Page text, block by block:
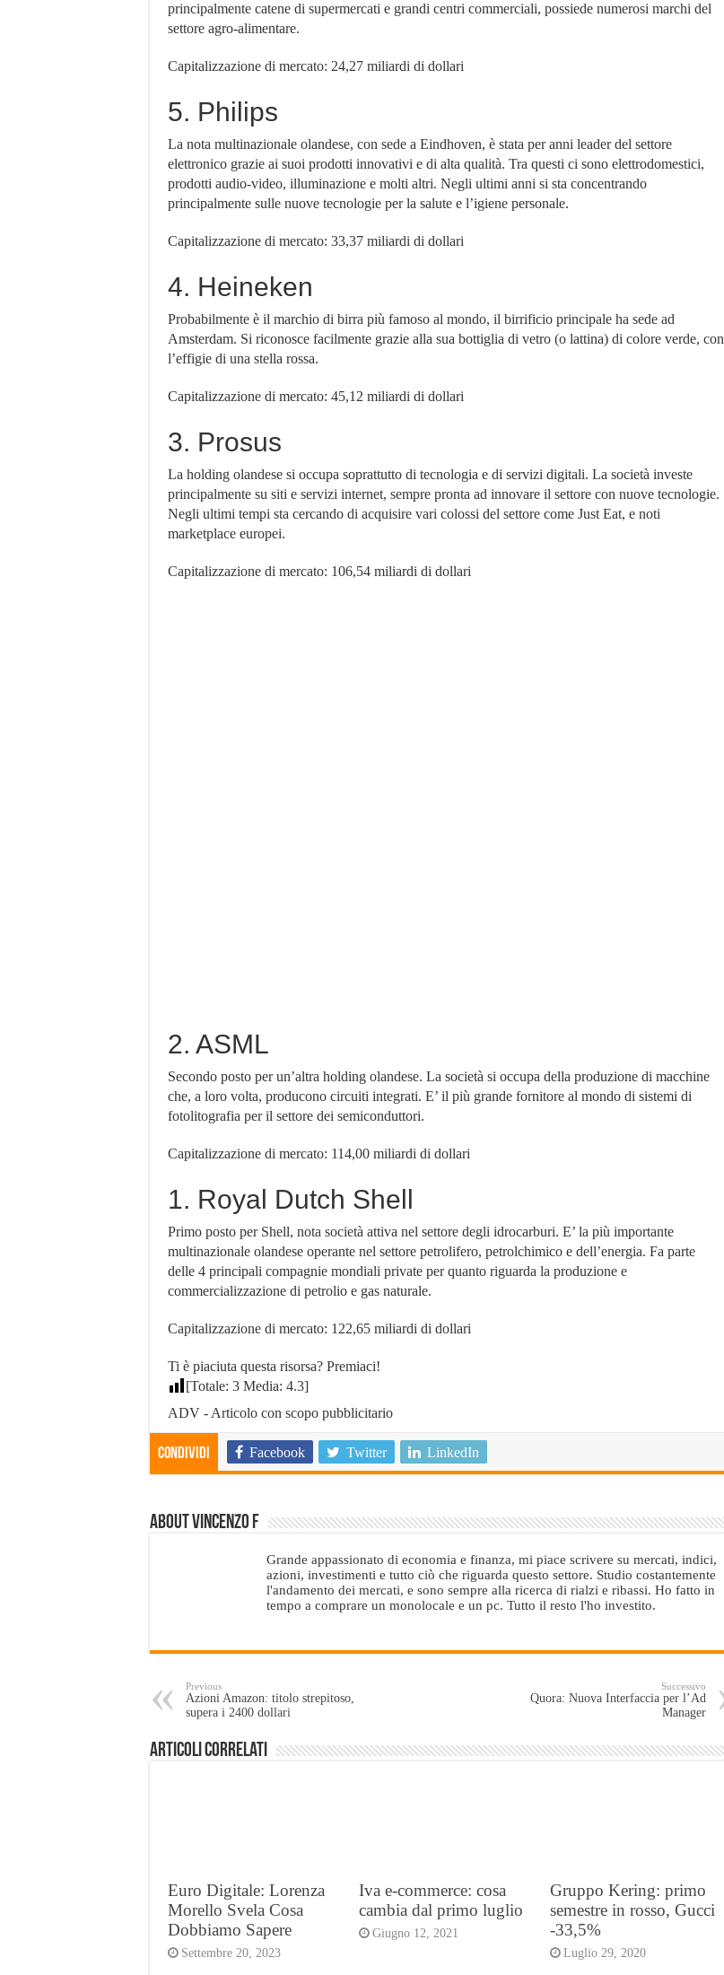
principalmente catene di supermercati e grandi centri commerciali, possiede numerosi marchi del
settore agro-alimentare.
Capitalizzazione di mercato: 24,27 miliardi di dollari
5. Philips
La nota multinazionale olandese, con sede a Eindhoven, è stata per anni leader del settore
elettronico grazie ai suoi prodotti innovativi e di alta qualità. Tra questi ci sono elettrodomestici,
prodotti audio-video, illuminazione e molti altri. Negli ultimi anni si sta concentrando
principalmente sulle nuove tecnologie per la salute e l’igiene personale.
Capitalizzazione di mercato: 33,37 miliardi di dollari
4. Heineken
Probabilmente è il marchio di birra più famoso al mondo, il birrificio principale ha sede ad
Amsterdam. Si riconosce facilmente grazie alla sua bottiglia di vetro (o lattina) di colore verde, con
l’effigie di una stella rossa.
Capitalizzazione di mercato: 45,12 miliardi di dollari
3. Prosus
La holding olandese si occupa soprattutto di tecnologia e di servizi digitali. La società investe
principalmente su siti e servizi internet, sempre pronta ad innovare il settore con nuove tecnologie.
Negli ultimi tempi sta cercando di acquisire vari colossi del settore come Just Eat, e noti
marketplace europei.
Capitalizzazione di mercato: 106,54 miliardi di dollari
2. ASML
Secondo posto per un’altra holding olandese. La società si occupa della produzione di macchine
che, a loro volta, producono circuiti integrati. E’ il più grande fornitore al mondo di sistemi di
fotolitografia per il settore dei semiconduttori.
Capitalizzazione di mercato: 114,00 miliardi di dollari
1. Royal Dutch Shell
Primo posto per Shell, nota società attiva nel settore degli idrocarburi. E’ la più importante
multinazionale olandese operante nel settore petrolifero, petrolchimico e dell’energia. Fa parte
delle 4 principali compagnie mondiali private per quanto riguarda la produzione e
commercializzazione di petrolio e gas naturale.
Capitalizzazione di mercato: 122,65 miliardi di dollari
Ti è piaciuta questa risorsa? Premiaci!
[Totale: 3 Media: 4.3]
ADV - Articolo con scopo pubblicitario
Condividi Facebook Twitter LinkedIn
About Vincenzo F
Grande appassionato di economia e finanza, mi piace scrivere su mercati, indici,
azioni, investimenti e tutto ciò che riguarda questo settore. Studio costantemente
l'andamento dei mercati, e sono sempre alla ricerca di rialzi e ribassi. Ho fatto in
tempo a comprare un monolocale e un pc. Tutto il resto l'ho investito.
Previous
Azioni Amazon: titolo strepitoso,
supera i 2400 dollari
Successivo
Quora: Nuova Interfaccia per l’Ad
Manager
Articoli Correlati
Euro Digitale: Lorenza
Morello Svela Cosa
Dobbiamo Sapere
Settembre 20, 2023
Iva e-commerce: cosa
cambia dal primo luglio
Giugno 12, 2021
Gruppo Kering: primo
semestre in rosso, Gucci
-33,5%
Luglio 29, 2020